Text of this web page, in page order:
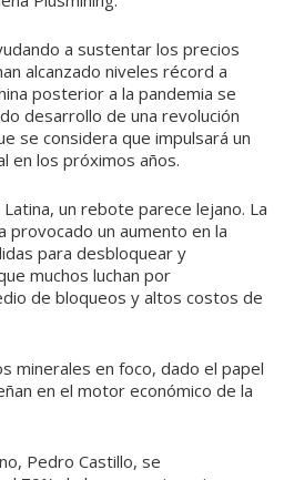
a sustentar los precios
alcanzado niveles récord a
posterior a la pandemia se
desarrollo de una revolución
se considera que impulsará un
en los próximos años.
un rebote parece lejano. La
provocado un aumento en la
para desbloquear y
muchos luchan por
de bloqueos y altos costos de
minerales en foco, dado el papel
en el motor económico de la
Pedro Castillo, se